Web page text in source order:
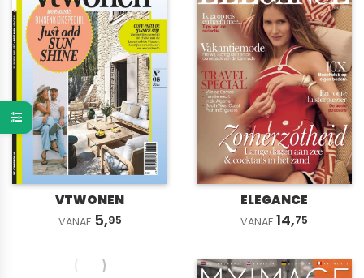
VTWONEN
VANAF 5,95
ELEGANCE
VANAF 14,75